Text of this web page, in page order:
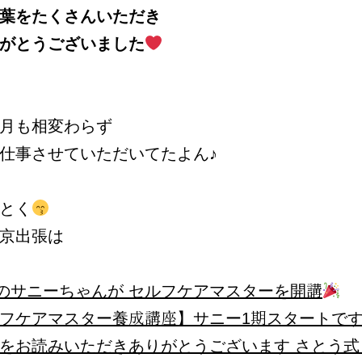
をたくさんいただき
とうございました
も相変わらず
事させていただいてたよん♪
く
出張は
サニーちゃんが セルフケアマスターを開講
ケアマスター養成講座】サニー1期スタートです
お読みいただきありがとうございます さとう